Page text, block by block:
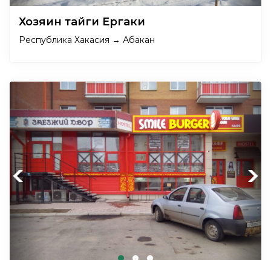
Хозяин тайги Ергаки
Республика Хакасия → Абакан
Previous Next